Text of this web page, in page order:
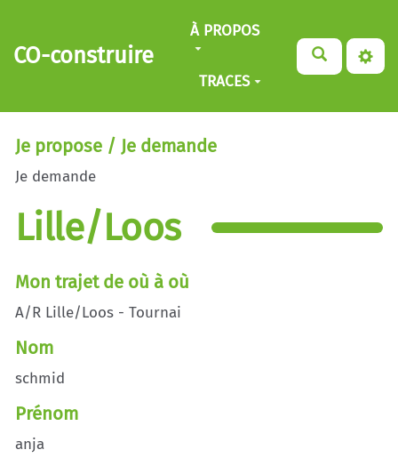
Aller au contenu principal
CO-construire
À PROPOS
TRACES
Je propose / Je demande
Je demande
Lille/Loos
Mon trajet de où à où
A/R Lille/Loos - Tournai
Nom
schmid
Prénom
anja